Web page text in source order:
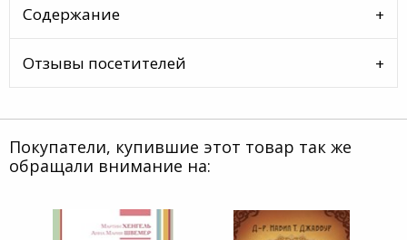
Содержание
Отзывы посетителей
Покупатели, купившие этот товар так же
обращали внимание на: